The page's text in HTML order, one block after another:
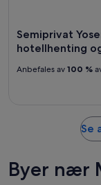
Semiprivat
hotellhenting
Anbefales av 100 %
Se
Byer nær